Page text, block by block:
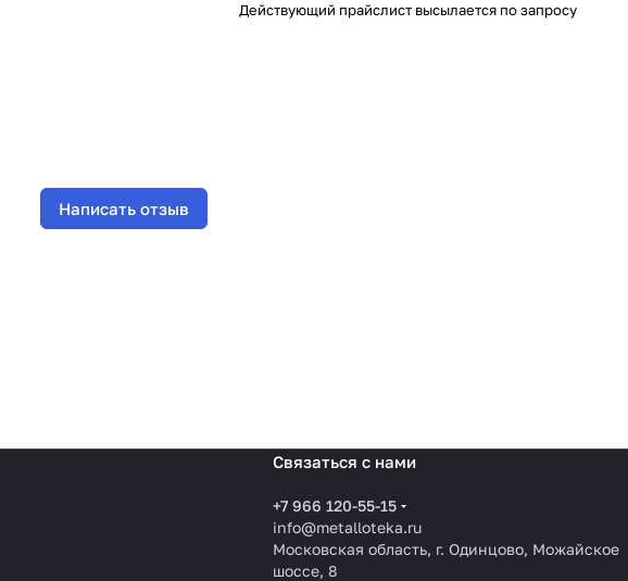
Действующий прайслист высылается по запросу
Написать отзыв
Связаться с нами
+7 966 120-55-15
info@metalloteka.ru
Московская область, г. Одинцово, Можайское
шоссе, 8